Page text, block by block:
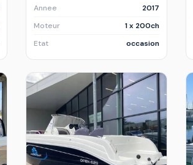
Annee
2017
Moteur
1 x 200ch
Etat
occasion